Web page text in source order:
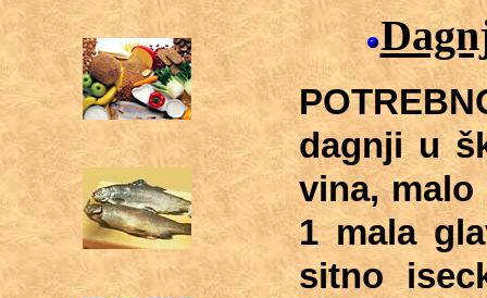
dagnji u
vina,
1 mala
sitno